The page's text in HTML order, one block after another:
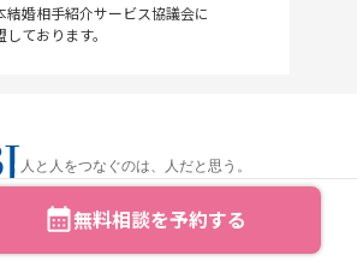
無料相談を予約する
結婚相手紹介サービス協議会に
しております。
人と人をつなぐのは、人だと思う。